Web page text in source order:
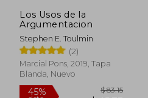
Los Usos de la
Argumentacion
Stephen E. Toulmin
(2)
Marcial Pons, 2019, Tapa
Blanda, Nuevo